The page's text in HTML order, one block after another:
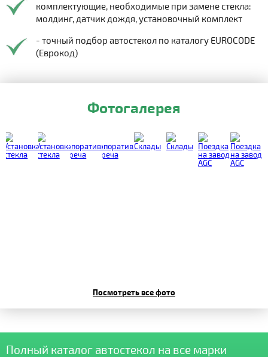
комплектующие, необходимые при замене стекла:
молдинг, датчик дождя, установочный комплект
- точный подбор автостекол по каталогу EUROCODE
(Еврокод)
Фотогалерея
Посмотреть все фото
Полный каталог автостекол на все марки